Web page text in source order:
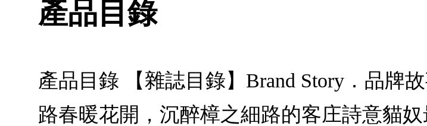
產品目錄
產品目錄 【雜誌目錄】Brand Story．品牌
路春暖花開，沉醉樟之細路的客庄詩意貓